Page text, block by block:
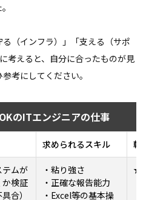
（インフラ）」「支える（サポ
考えると、自分に合ったものが見
考にしてください。
のITエンジニアの仕事
求められるスキル 転
ムが
検証
合）
・粘り強さ
・正確な報告能力
・Excel等の基本操